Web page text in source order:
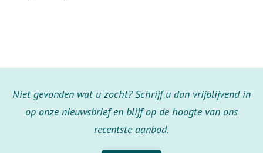
Niet gevonden wat u zocht? Schrijf u dan vrijblijvend in
op onze nieuwsbrief en blijf op de hoogte van ons
recentste aanbod.